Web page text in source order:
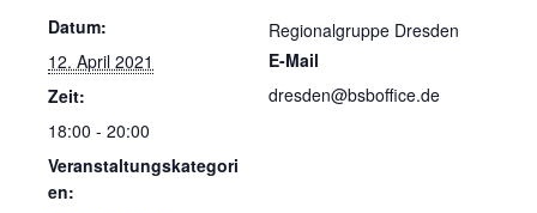
Datum:
12. April 2021
Zeit:
18:00 - 20:00
Veranstaltungskategori
en:
Regionalgruppe Dresden
E-Mail
dresden@bsboffice.de